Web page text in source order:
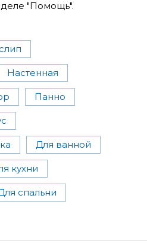
"Помощь".
Настенная
Панно
Для ванной
кухни
спальни